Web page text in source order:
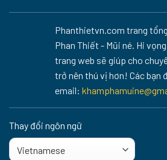
Phanthietvn.com trang
Phan Thiết - Mũi né. Hi
trang web sẽ giúp cho
trở nên thú vị hơn! Các bạn
email:
Thay đổi ngôn ngữ